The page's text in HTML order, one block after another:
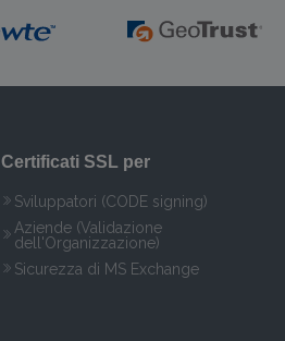
Certificati SSL per
Sviluppatori (CODE signing)
Aziende (Validazione
dell'Organizzazione)
Sicurezza di MS Exchange